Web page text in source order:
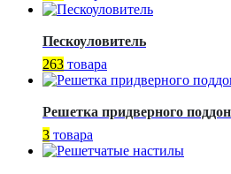
Пескоуловитель
263 товара
Решетка придверного
3 товара